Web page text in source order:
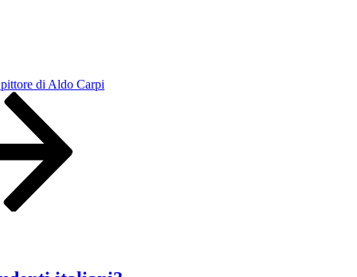
di Aldo Carpi